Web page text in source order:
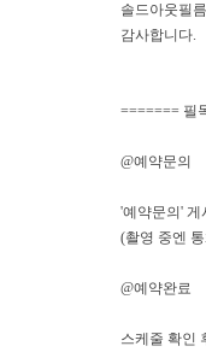
솔드아웃필
감사합니다.
======= 필
@예약문의
'예약문의' 게
(촬영 중엔
@예약완료
스케줄 확인